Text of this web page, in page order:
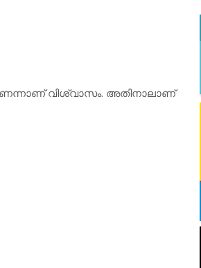
വിശ്വാസം. അതിനാലാണ്